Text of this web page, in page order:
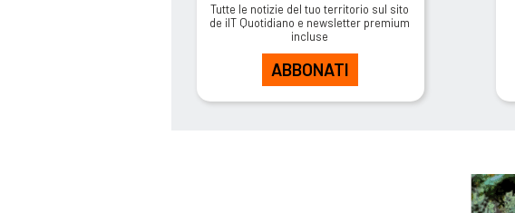
Tutte le notizie del tuo territorio sul sito
de ilT Quotidiano e newsletter premium
incluse
ABBONATI